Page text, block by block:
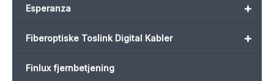
+
Esperanza
+
Fiberoptiske Toslink Digital Kabler
Finlux fjernbetjening